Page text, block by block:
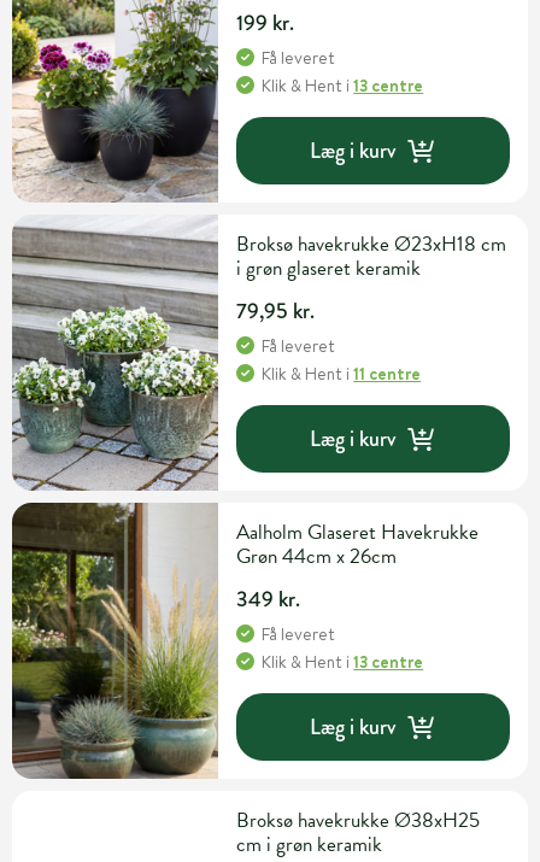
199 kr.
Få leveret
Klik & Hent i13 centre
Læg i kurv
Broksø havekrukke Ø23xH18 cm
i grøn glaseret keramik
79,95 kr.
Få leveret
Klik & Hent i11 centre
Læg i kurv
Aalholm Glaseret Havekrukke
Grøn 44cm x 26cm
349 kr.
Få leveret
Klik & Hent i13 centre
Læg i kurv
Broksø havekrukke Ø38xH25
cm i grøn keramik